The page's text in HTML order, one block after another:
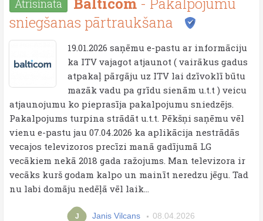
Atrisināta
sniegšanas pārtraukšana
19.01.2026 saņēmu e-pastu ar informāciju
ka ITV vajagot atjaunot ( vairākus gadus
atpakaļ pārgāju uz ITV lai dzīvoklī būtu
mazāk vadu pa grīdu sienām u.t.t ) veicu
atjaunojumu ko pieprasīja pakalpojumu sniedzējs.
Pakalpojums turpina strādāt u.t.t. Pēkšņi saņēmu vēl
vienu e-pastu jau 07.04.2026 ka aplikācija nestrādās
vecajos televizoros precīzi manā gadījumā LG
vecākiem nekā 2018 gada ražojums. Man televizora ir
vecāks kurš godam kalpo un mainīt neredzu jēgu. Tad
nu labi domāju nedēļā vēl laik...
J Janis Vilcans 08.04.2026